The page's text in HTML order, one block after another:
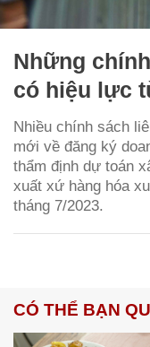
Những
có hiệu lực
Nhiều chính sách
mới về đăng ký
thẩm định dự toán
xuất xứ hàng hóa
tháng 7/2023.
CÓ THỂ BẠN